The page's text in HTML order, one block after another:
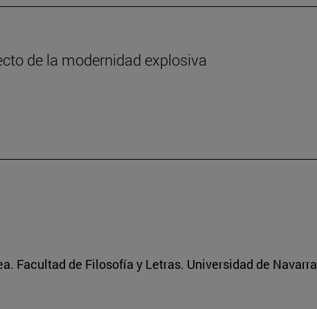
de la modernidad explosiva
Facultad de Filosofía y Letras. Universidad de Navarra